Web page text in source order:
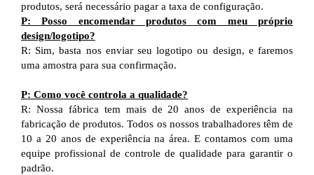
produtos, será necessário pagar a taxa de configuração.
P: Posso encomendar produtos com meu próprio
design/logotipo?
R: Sim, basta nos enviar seu logotipo ou design, e faremos
uma amostra para sua confirmação.
P: Como você controla a qualidade?
R: Nossa fábrica tem mais de 20 anos de experiência na
fabricação de produtos. Todos os nossos trabalhadores têm de
10 a 20 anos de experiência na área. E contamos com uma
equipe profissional de controle de qualidade para garantir o
padrão.